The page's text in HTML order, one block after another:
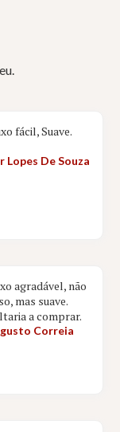
fácil, Suave.
Lopes De Souza
agradável, não
mas suave.
a comprar.
Correia